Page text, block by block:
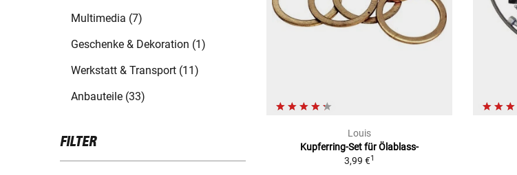
Multimedia (7)
Geschenke & Dekoration (1)
Werkstatt & Transport (11)
Anbauteile (33)
FILTER
Louis
Kupferring-Set für Ölablass-
3,99 €1